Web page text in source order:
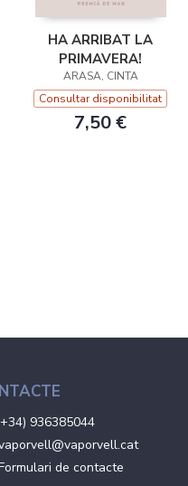
HA ARRIBAT LA
PRIMAVERA!
ARASA, CINTA
Consultar disponibilitat
7,50 €
936385044
de contacte